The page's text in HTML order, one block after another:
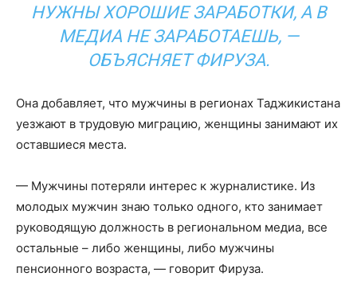
НУЖНЫ ХОРОШИЕ ЗАРАБОТКИ, А В
МЕДИА НЕ ЗАРАБОТАЕШЬ, —
ОБЪЯСНЯЕТ ФИРУЗА.
Она добавляет, что мужчины в регионах Таджикистана
уезжают в трудовую миграцию, женщины занимают их
оставшиеся места.
— Мужчины потеряли интерес к журналистике. Из
молодых мужчин знаю только одного, кто занимает
руководящую должность в региональном медиа, все
остальные – либо женщины, либо мужчины
пенсионного возраста, — говорит Фируза.